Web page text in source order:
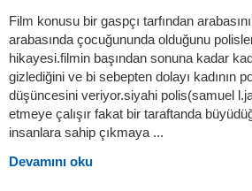
Film konusu bir gaspçı tarfından
arabasında çocuğununda olduğunu
hikayesi.filmin başından sonuna kadar
gizlediğini ve bi sebepten dolayı kadının
düşüncesini veriyor.siyahi polis(samuel
etmeye çalışır fakat bir taraftanda
insanlara sahip çıkmaya ...
Devamını oku